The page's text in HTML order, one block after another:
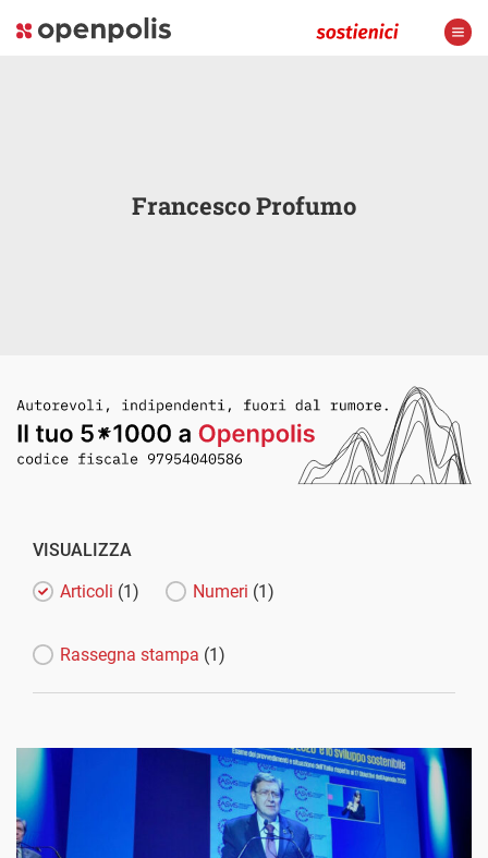
Francesco Profumo
VISUALIZZA
Articoli (1) Numeri (1)
Rassegna stampa (1)